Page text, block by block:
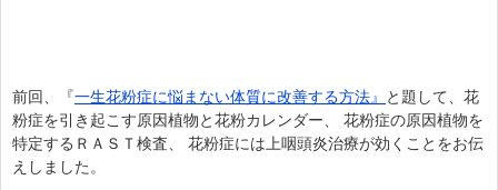
前回、『一生花粉症に悩まない体質に改善する方法』
と題して、花
粉症を引き起こす原因植物と花粉カレンダー、 花粉症の原因植物を
特定するＲＡＳＴ検査、 花粉症には上咽頭炎治療が効くことをお伝
えしました。